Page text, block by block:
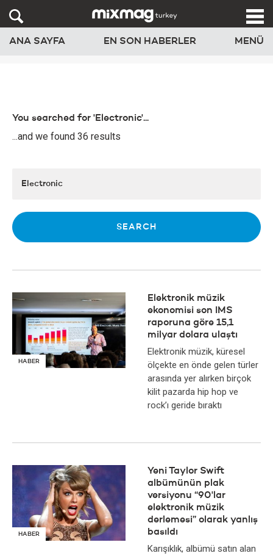
ANA SAYFA EN SON HABERLER MENÜ
You searched for 'Electronic'...
...and we found 36 results
HABER
Elektronik müzik
ekonomisi son IMS
raporuna göre 15,1
milyar dolara ulaştı
Elektronik müzik, küresel
ölçekte en önde gelen türler
arasında yer alırken birçok
kilit pazarda hip hop ve
rock’ı geride bıraktı
HABER
Yeni Taylor Swift
albümünün plak
versiyonu “90'lar
elektronik müzik
derlemesi” olarak yanlış
basıldı
Karışıklık, albümü satın alan